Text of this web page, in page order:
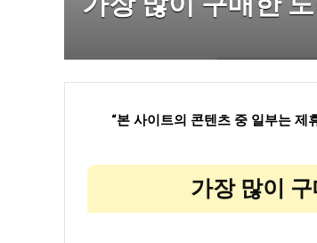
“본 사이트의 콘텐츠 중 일부는 제
가장 많이